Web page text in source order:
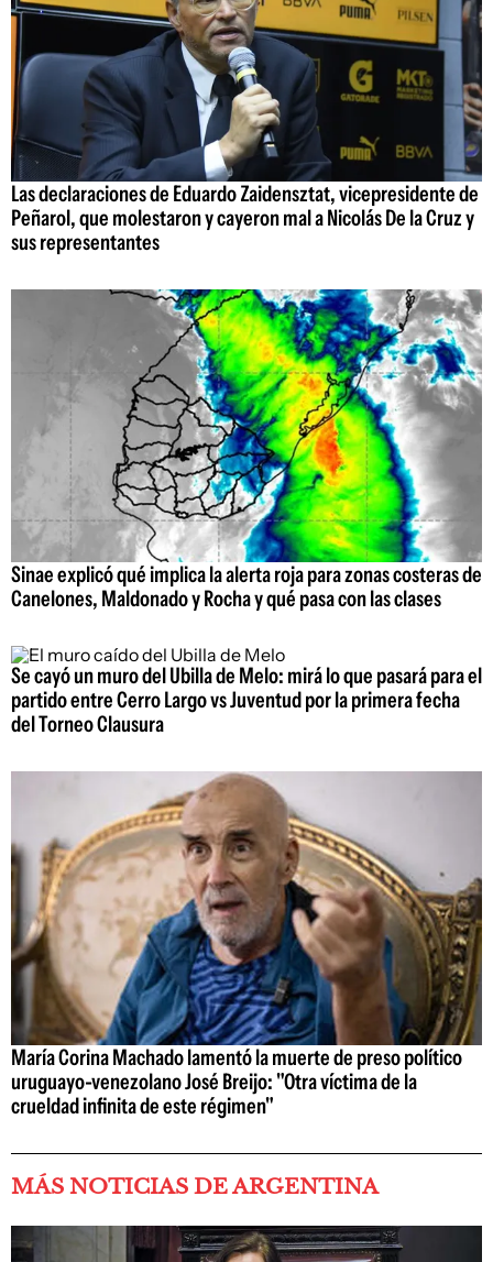
Las declaraciones de Eduardo Zaidensztat, vicepresidente de
Peñarol, que molestaron y cayeron mal a Nicolás De la Cruz y
sus representantes
Sinae explicó qué implica la alerta roja para zonas costeras de
Canelones, Maldonado y Rocha y qué pasa con las clases
Se cayó un muro del Ubilla de Melo: mirá lo que pasará para el
partido entre Cerro Largo vs Juventud por la primera fecha
del Torneo Clausura
María Corina Machado lamentó la muerte de preso político
uruguayo-venezolano José Breijo: "Otra víctima de la
crueldad infinita de este régimen"
MÁS NOTICIAS DE ARGENTINA